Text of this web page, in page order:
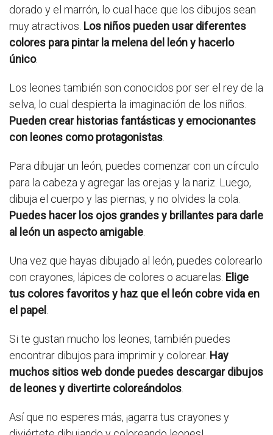
dorado y el marrón, lo cual hace que los dibujos sean
muy atractivos. Los niños pueden usar diferentes
colores para pintar la melena del león y hacerlo
único.
Los leones también son conocidos por ser el rey de la
selva, lo cual despierta la imaginación de los niños.
Pueden crear historias fantásticas y emocionantes
con leones como protagonistas
Para dibujar un león, puedes comenzar con un círculo
para la cabeza y agregar las orejas y la nariz. Luego,
dibuja el cuerpo y las piernas, y no olvides la cola.
Puedes hacer los ojos grandes y brillantes para darle
al león un aspecto amigable
Una vez que hayas dibujado al león, puedes colorearlo
con crayones, lápices de colores o acuarelas. Elige
tus colores favoritos y haz que el león cobre vida en
el papel
Si te gustan mucho los leones, también puedes
encontrar dibujos para imprimir y colorear. Hay
muchos sitios web donde puedes descargar dibujos
de leones y divertirte coloreándolos
Así que no esperes más, ¡agarra tus crayones y